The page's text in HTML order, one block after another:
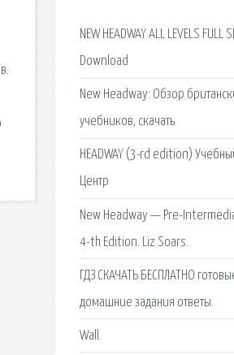
NEW HEADWAY ALL LEVELS FULL
Download
New Headway: Обзор
учебников, скачать
HEADWAY (3-rd edition)
Центр
New Headway — Pre-
4-th Edition. Liz Soars.
ГДЗ СКАЧАТЬ БЕСПЛАТНО
домашние задания ответы.
Wall.